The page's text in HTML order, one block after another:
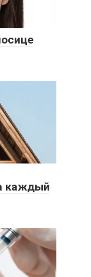
каждый